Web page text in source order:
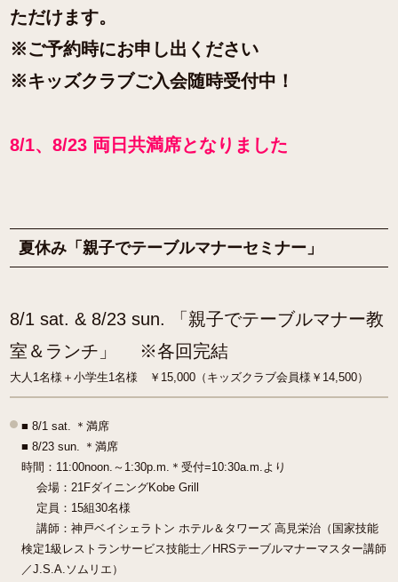
ただけます。
※ご予約時にお申し出ください
※キッズクラブご入会随時受付中！
8/1、8/23 両日共満席となりました
夏休み「親子でテーブルマナーセミナー」
8/1 sat. & 8/23 sun. 「親子でテーブルマナー教
室＆ランチ」 ※各回完結
大人1名様＋小学生1名様 ￥15,000（キッズクラブ会員様￥14,500）
■ 8/1 sat. ＊満席
■ 8/23 sun. ＊満席
時間：11:00noon.～1:30p.m.＊受付=10:30a.m.より
会場：21FダイニングKobe Grill
定員：15組30名様
講師：神戸ベイシェラトン ホテル＆タワーズ 高見栄治（国家技能
検定1級レストランサービス技能士／HRSテーブルマナーマスター講師
／J.S.A.ソムリエ）